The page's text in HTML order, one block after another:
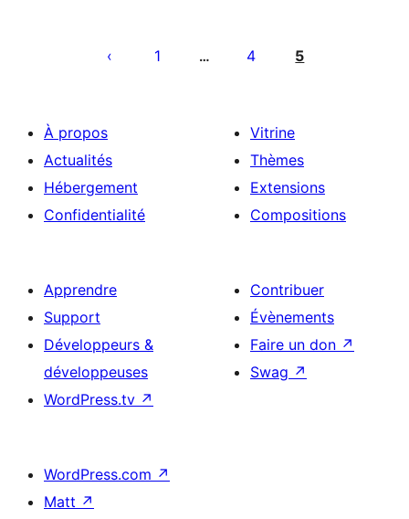
des
1 … 4 5
À propos
Actualités
Hébergement
Confidentialité
Vitrine
Thèmes
Extensions
Compositions
Apprendre
Support
Développeurs &
développeuses
WordPress.tv ↗
Contribuer
Évènements
Faire un don ↗
Swag ↗
WordPress.com ↗
Matt ↗